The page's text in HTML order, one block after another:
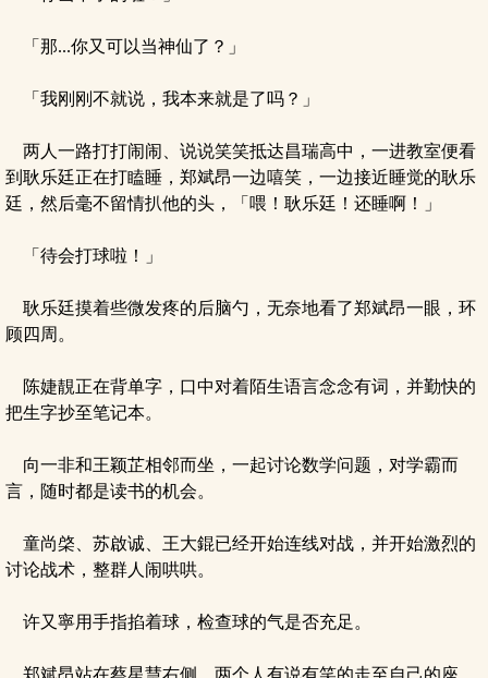
「那...你又可以当神仙了？」
「我刚刚不就说，我本来就是了吗？」
两人一路打打闹闹、说说笑笑抵达昌瑞高中，一进教室便看
到耿乐廷正在打瞌睡，郑斌昂一边嘻笑，一边接近睡觉的耿乐
廷，然后毫不留情扒他的头，「喂！耿乐廷！还睡啊！」
「待会打球啦！」
耿乐廷摸着些微发疼的后脑勺，无奈地看了郑斌昂一眼，环
顾四周。
陈婕靚正在背单字，口中对着陌生语言念念有词，并勤快的
把生字抄至笔记本。
向一非和王颖芷相邻而坐，一起讨论数学问题，对学霸而
言，随时都是读书的机会。
童尚棨、苏啟诚、王大錕已经开始连线对战，并开始激烈的
讨论战术，整群人闹哄哄。
许又寧用手指掐着球，检查球的气是否充足。
郑斌昂站在蔡星慧右侧，两个人有说有笑的走至自己的座